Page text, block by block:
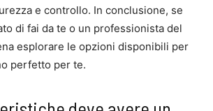
e controllo. In conclusione, se
di fai da te o un professionista del
esplorare le opzioni disponibili per
perfetto per te.